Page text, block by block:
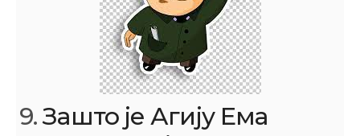
9.Зашто је Агију Ема